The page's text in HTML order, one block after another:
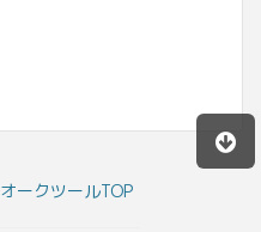
オークツールTOP